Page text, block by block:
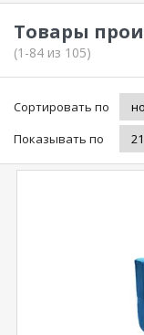
Товары
(1-84 из 105)
Сортировать по
Показывать по